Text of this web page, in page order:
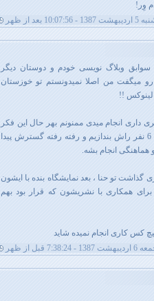
وِر!
بعد از ظهر
وبلاگ نویسی خودم و دوستان دیگر
میگفت من اصلا نمیدونستم تو خوزستان
لینوکس !!
داری انجام میدی ممنونم بهر حال این فکر
میکنم ما بتونیم در حال حاضر با 5 تا 6 نفر راش بندازیم و رفته رفته گسترش پیدا
و هماهنگی انجام بشه.
گذاشت تو حنا ، بعد نمایشگاه بنده با ایشون
همکاری با نشریشون که قرار بود بهم
کس کاری انجام نمیده شاید
1387 - 7:38:24 قبل از ظهر